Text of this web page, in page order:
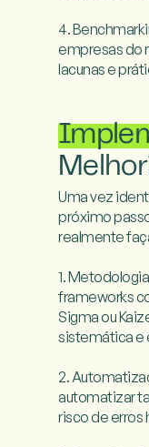
4.
empresas do
lacunas e
Uma vez
próximo
realmente
1.
frameworks
Sigma ou
sistemática e
2.
automatizar
risco de erros